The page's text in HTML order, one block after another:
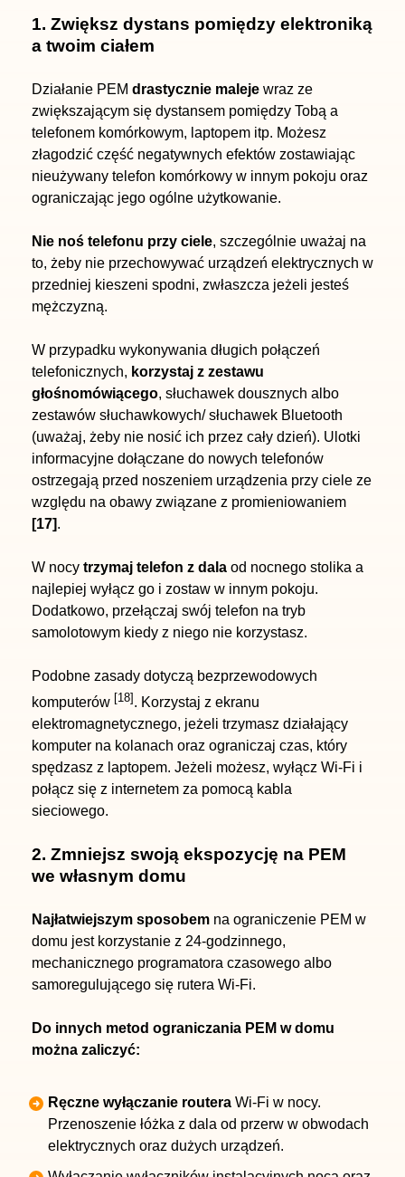
1. Zwiększ dystans pomiędzy elektroniką
a twoim ciałem
Działanie PEM drastycznie maleje wraz ze
zwiększającym się dystansem pomiędzy Tobą a
telefonem komórkowym, laptopem itp. Możesz
złagodzić część negatywnych efektów zostawiając
nieużywany telefon komórkowy w innym pokoju oraz
ograniczając jego ogólne użytkowanie.
Nie noś telefonu przy ciele, szczególnie uważaj na
to, żeby nie przechowywać urządzeń elektrycznych w
przedniej kieszeni spodni, zwłaszcza jeżeli jesteś
mężczyzną.
W przypadku wykonywania długich połączeń
telefonicznych, korzystaj z zestawu
głośnomówiącego, słuchawek dousznych albo
zestawów słuchawkowych/ słuchawek Bluetooth
(uważaj, żeby nie nosić ich przez cały dzień). Ulotki
informacyjne dołączane do nowych telefonów
ostrzegają przed noszeniem urządzenia przy ciele ze
względu na obawy związane z promieniowaniem
[17].
W nocy trzymaj telefon z dala od nocnego stolika a
najlepiej wyłącz go i zostaw w innym pokoju.
Dodatkowo, przełączaj swój telefon na tryb
samolotowym kiedy z niego nie korzystasz.
Podobne zasady dotyczą bezprzewodowych
komputerów [18]. Korzystaj z ekranu
elektromagnetycznego, jeżeli trzymasz działający
komputer na kolanach oraz ograniczaj czas, który
spędzasz z laptopem. Jeżeli możesz, wyłącz Wi-Fi i
połącz się z internetem za pomocą kabla
sieciowego.
2. Zmniejsz swoją ekspozycję na PEM
we własnym domu
Najłatwiejszym sposobem na ograniczenie PEM w
domu jest korzystanie z 24-godzinnego,
mechanicznego programatora czasowego albo
samoregulującego się rutera Wi-Fi.
Do innych metod ograniczania PEM w domu
można zaliczyć:
Ręczne wyłączanie routera Wi-Fi w nocy.
Przenoszenie łóżka z dala od przerw w obwodach
elektrycznych oraz dużych urządzeń.